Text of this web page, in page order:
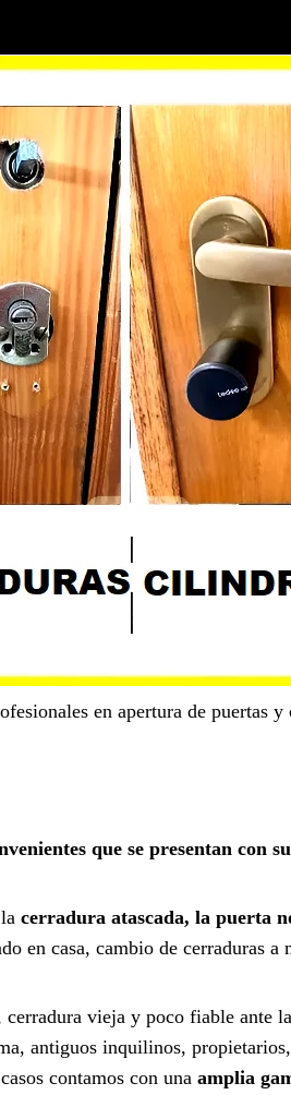
en apertura de puertas y
que se presentan con
cerradura atascada, la puerta
en casa, cambio de cerraduras a
vieja y poco fiable ante
antiguos inquilinos,
contamos con una amplia